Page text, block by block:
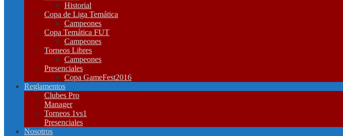
Historial
Copa de Liga Temática
Campeones
Copa Temática FUT
Campeones
Torneos Libres
Campeones
Presenciales
Copa GameFest2016
Reglamentos
Clubes Pro
Manager
Torneos 1vs1
Presenciales
Nosotros